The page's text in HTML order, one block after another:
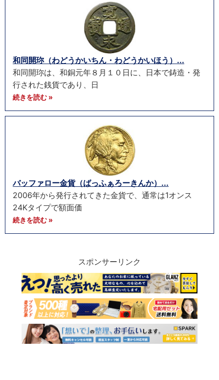
和同開珎（わどうかいちん・わどうかいほう）...
和同開珎は、和銅元年８月１０日に、日本で鋳造・発
行された銭貨であり、日
続きを読む »
バッファロー金貨（ばっふぁろーきんか）...
2006年から発行されてきた金貨で、通常は1オンス
24Kタイプで額面価
続きを読む »
スポンサーリンク